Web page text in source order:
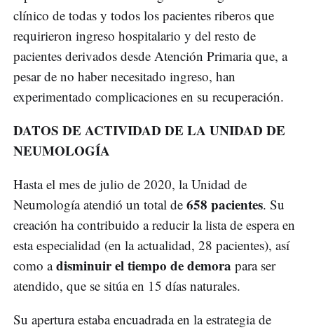
clínico de todas y todos los pacientes riberos que
requirieron ingreso hospitalario y del resto de
pacientes derivados desde Atención Primaria que, a
pesar de no haber necesitado ingreso, han
experimentado complicaciones en su recuperación.
DATOS DE ACTIVIDAD DE LA UNIDAD DE
NEUMOLOGÍA
Hasta el mes de julio de 2020, la Unidad de
Neumología atendió un total de 658 pacientes. Su
creación ha contribuido a reducir la lista de espera en
esta especialidad (en la actualidad, 28 pacientes), así
como adisminuir el tiempo de demora para ser
atendido, que se sitúa en 15 días naturales.
Su apertura estaba encuadrada en la estrategia de